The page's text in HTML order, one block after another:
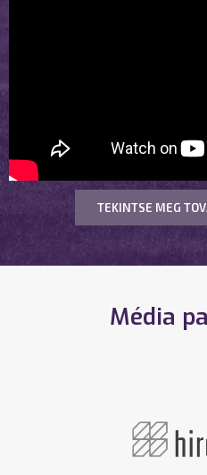
TEKINTSE MEG
Média